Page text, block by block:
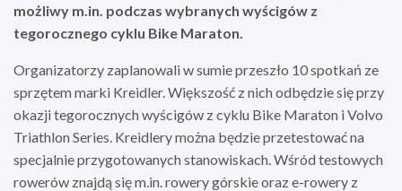
możliwy m.in. podczas wybranych wyścigów z
tegorocznego cyklu Bike Maraton.
Organizatorzy zaplanowali w sumie przeszło 10 spotkań ze
sprzętem marki Kreidler. Większość z nich odbędzie się przy
okazji tegorocznych wyścigów z cyklu Bike Maraton i Volvo
Triathlon Series. Kreidlery można będzie przetestować na
specjalnie przygotowanych stanowiskach. Wśród testowych
rowerów znajdą się m.in. rowery górskie oraz e-rowery z